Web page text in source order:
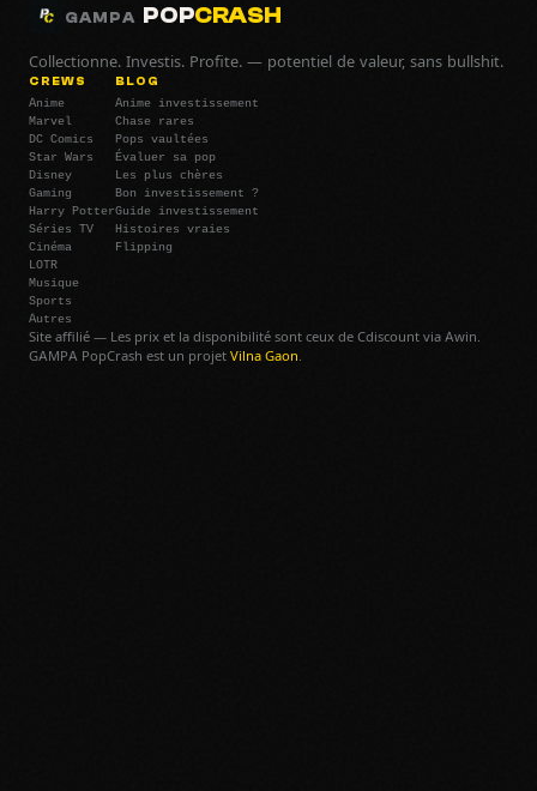
GAMPA POPCRASH
Collectionne. Investis. Profite. — potentiel de valeur, sans bullshit.
CREWS
Anime
Marvel
DC Comics
Star Wars
Disney
Gaming
Harry Potter
Séries TV
Cinéma
LOTR
Musique
Sports
Autres
BLOG
Anime investissement
Chase rares
Pops vaultées
Évaluer sa pop
Les plus chères
Bon investissement ?
Guide investissement
Histoires vraies
Flipping
Site affilié — Les prix et la disponibilité sont ceux de Cdiscount via Awin.
GAMPA PopCrash est un projet Vilna Gaon.